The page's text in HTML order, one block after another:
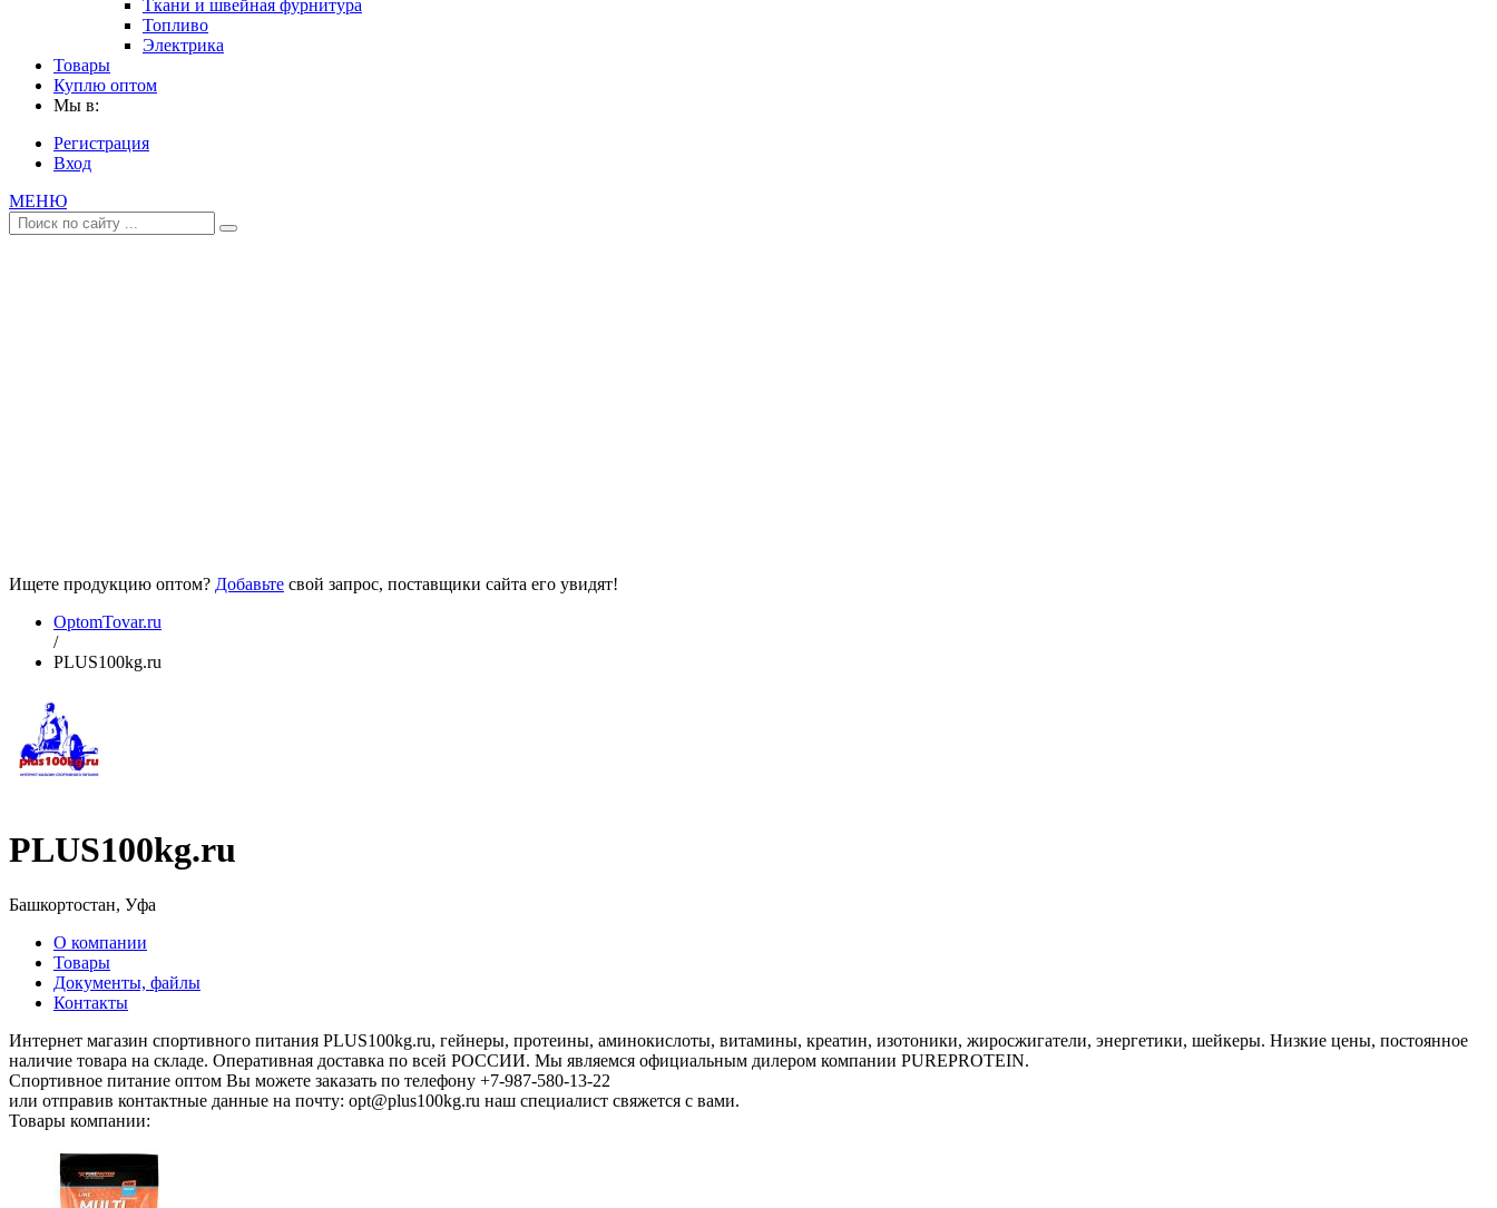
Ткани и швейная фурнитура
Топливо
Электрика
Товары
Куплю оптом
Мы в:
Регистрация
Вход
МЕНЮ
Ищете продукцию оптом? Добавьте свой запрос, поставщики сайта его увидят!
OptomTovar.ru
/
PLUS100kg.ru
PLUS100kg.ru
Башкортостан, Уфа
О компании
Товары
Документы, файлы
Контакты
Интернет магазин спортивного питания PLUS100kg.ru, гейнеры, протеины, аминокислоты, витамины, креатин, изотоники, жиросжигатели, энергетики, шейкеры. Низкие цены, постоянное
наличие товара на складе. Оперативная доставка по всей РОССИИ. Мы являемся официальным дилером компании PUREPROTEIN.
Спортивное питание оптом Вы можете заказать по телефону +7-987-580-13-22
или отправив контактные данные на почту: opt@plus100kg.ru наш специалист свяжется с вами.
Товары компании: